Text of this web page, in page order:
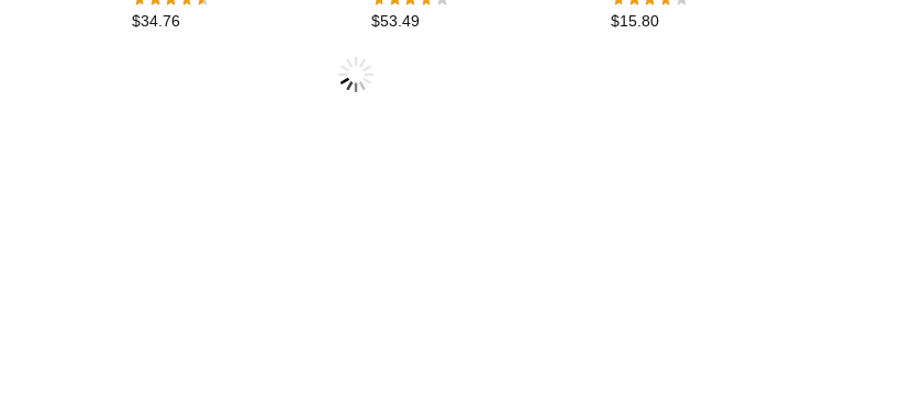
$34.76 $53.49 $15.80